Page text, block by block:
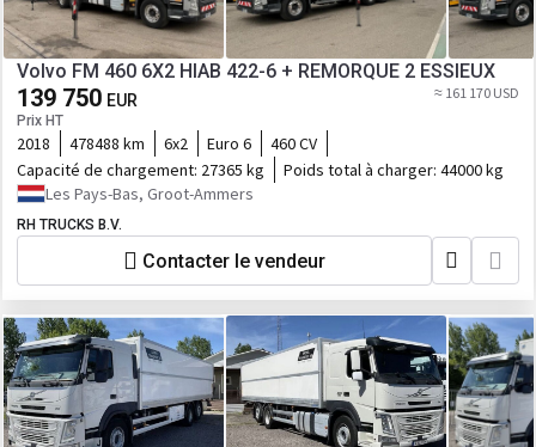
Volvo FM 460 6X2 HIAB 422-6 + REMORQUE 2 ESSIEUX
139 750 EUR
Prix HT
≈ 161 170 USD
2018 478488 km 6x2 Euro 6
460 CV
Capacité de chargement: 27365 kg Poids total à charger: 44000 kg
Les Pays-Bas, Groot-Ammers
RH TRUCKS B.V.
Contacter le vendeur